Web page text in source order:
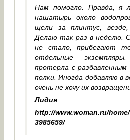
Нам помогло. Правда, я
нашатырь около
щели за плинтус, везде,
Делаю так раз в неделю.
не стало, прибегают
отдельные
протерла с
полки. Иногда добавляю в
очень не хочу их
Лидия
http://www.woman.ru/
3985659/